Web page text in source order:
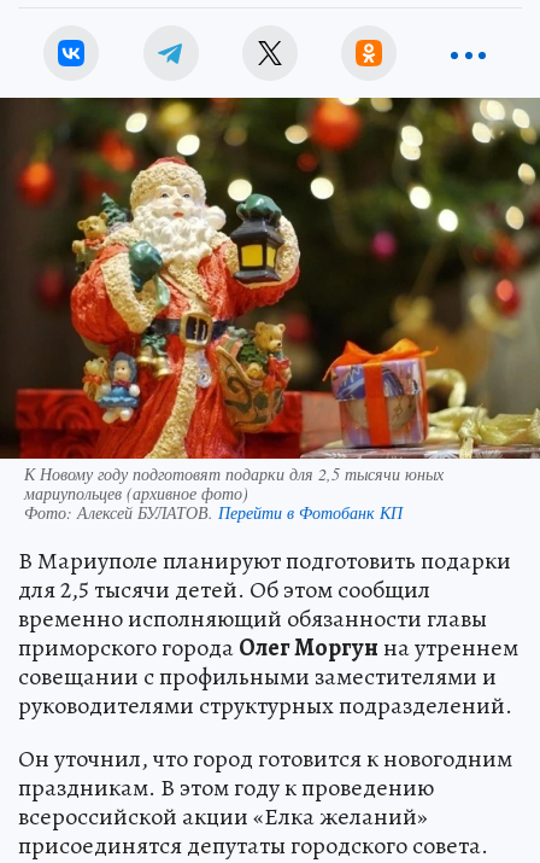
К Новому году подготовят подарки для 2,5 тысячи юных
мариупольцев (архивное фото)
Фото:Алексей БУЛАТОВ. Перейти в Фотобанк КП
В Мариуполе планируют подготовить подарки
для 2,5 тысячи детей. Об этом сообщил
временно исполняющий обязанности главы
приморского городаОлег Моргунна утреннем
совещании с профильными заместителями и
руководителями структурных подразделений.
Он уточнил, что город готовится к новогодним
праздникам. В этом году к проведению
всероссийской акции «Елка желаний»
присоединятся депутаты городского совета.